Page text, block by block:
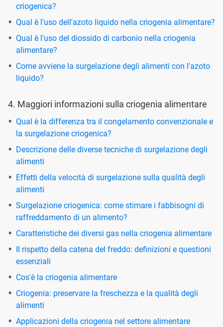
criogenica?
Qual è l'uso dell'azoto liquido nella criogenia alimentare?
Qual è l'uso del diossido di carbonio nella criogenia
alimentare?
Come avviene la surgelazione degli alimenti con l'azoto
liquido?
4. Maggiori informazioni sulla criogenia alimentare
Qual è la differenza tra il congelamento convenzionale e
la surgelazione criogenica?
Descrizione delle diverse tecniche di surgelazione degli
alimenti
Effetti della velocità di surgelazione sulla qualità degli
alimenti
Surgelazione criogenica: come stimare i fabbisogni di
raffreddamento di un alimento?
Caratteristiche dei diversi gas nella criogenia alimentare
Il rispetto della catena del freddo: definizioni e questioni
essenziali
Cos'è la criogenia alimentare
Criogenia: preservare la freschezza e la qualità degli
alimenti
Applicazioni della criogenia nel settore alimentare